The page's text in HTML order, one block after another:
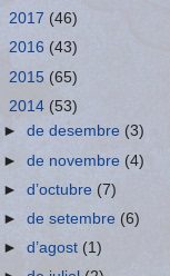
2017 (46)
2016 (43)
2015 (65)
2014 (53)
►de desembre (3)
►de novembre (4)
►d’octubre (7)
►de setembre (6)
►d’agost(1)